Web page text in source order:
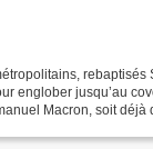
rebaptisés
englober jusqu’au
Macron, soit déjà